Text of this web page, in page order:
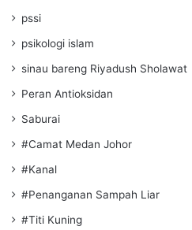
pssi
psikologi islam
sinau bareng Riyadush Sholawat
Peran Antioksidan
Saburai
#Camat Medan Johor
#Kanal
#Penanganan Sampah Liar
#Titi Kuning